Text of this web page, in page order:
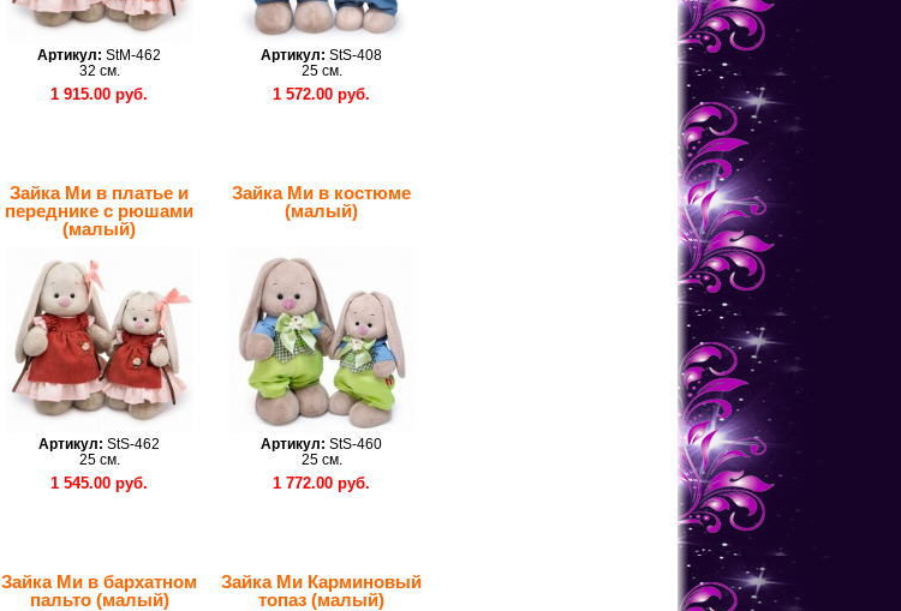
Артикул: StM-462
32 см.
1 915.00 руб.
Артикул: StS-408
25 см.
1 572.00 руб.
Зайка Ми в платье и
переднике с рюшами
(малый)
Артикул: StS-462
25 см.
1 545.00 руб.
Зайка Ми в костюме
(малый)
Артикул: StS-460
25 см.
1 772.00 руб.
Зайка Ми в бархатном
пальто (малый)
Зайка Ми Карминовый
топаз (малый)